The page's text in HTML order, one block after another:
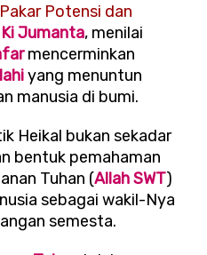
Pakar Potensi dan
Ki Jumanta, menilai
mencerminkan
yang menuntun
manusia di bumi.
Heikal bukan sekadar
bentuk pemahaman
Tuhan (Allah SWT)
sebagai wakil-Nya
semesta.